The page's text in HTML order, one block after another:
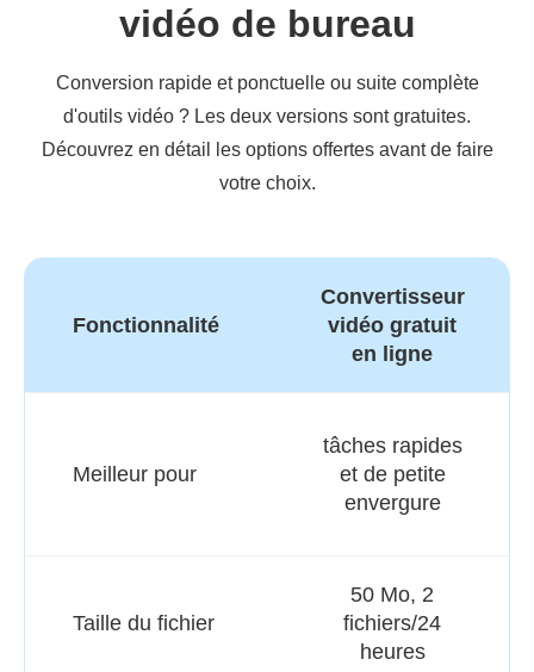
vidéo de bureau
Conversion rapide et ponctuelle ou suite complète
d'outils vidéo ? Les deux versions sont gratuites.
Découvrez en détail les options offertes avant de faire
votre choix.
Fonctionnalité
Convertisseur
vidéo gratuit
en ligne
Meilleur pour
tâches rapides
et de petite
envergure
Taille du fichier
50 Mo, 2
fichiers/24
heures